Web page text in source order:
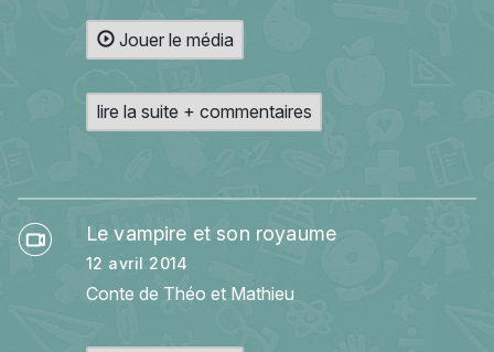
Jouer le média
lire la suite + commentaires
Le vampire et son royaume
12 avril 2014
Conte de Théo et Mathieu